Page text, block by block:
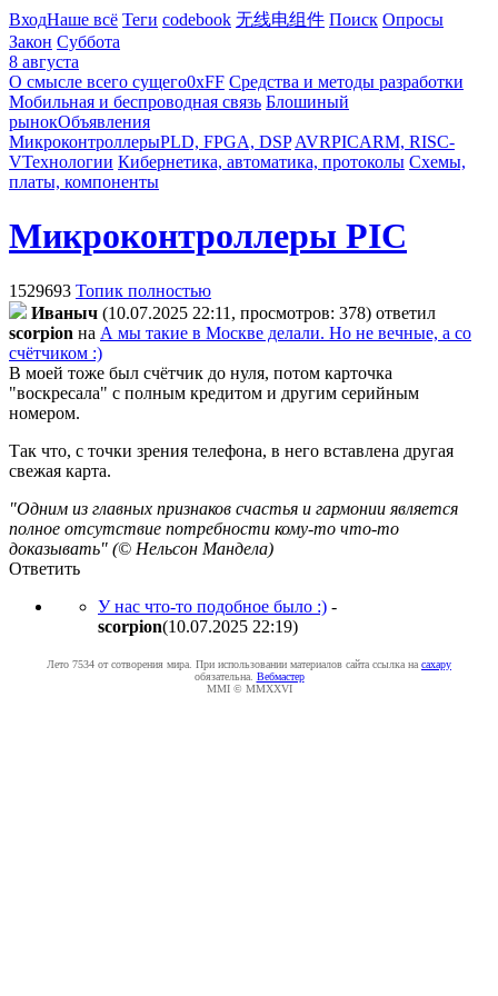
ВходНаше всё Теги codebook 无线电组件 Поиск Опросы
Закон Суббота
8 августа
О смысле всего сущего0xFF Средства и методы разработки
Мобильная и беспроводная связь Блошиный
рынокОбъявления
МикроконтроллерыPLD, FPGA, DSP AVRPICARM, RISC-
VТехнологии Кибернетика, автоматика, протоколы Схемы,
платы, компоненты
Микроконтроллеры PIC
1529693 Топик полностью
Ивaныч (10.07.2025 22:11, просмотров: 378) ответил
scorpion на А мы такие в Москве делали. Но не вечные, а со
счётчиком :)
В моей тоже был счётчик до нуля, потом карточка
"воскресала" с полным кредитом и другим серийным
номером.
Так что, с точки зрения телефона, в него вставлена другая
свежая карта.
"Одним из главных признаков счастья и гармонии является
полное отсутствие потребности кому-то что-то
доказывать" (© Нельсон Мандела)
Ответить
У нас что-то подобное было :) -
scorpion(10.07.2025 22:19)
Лето 7534 от сотворения мира. При использовании материалов сайта ссылка на caxapу
обязательна. Вебмастер
MMI © MMXXVI